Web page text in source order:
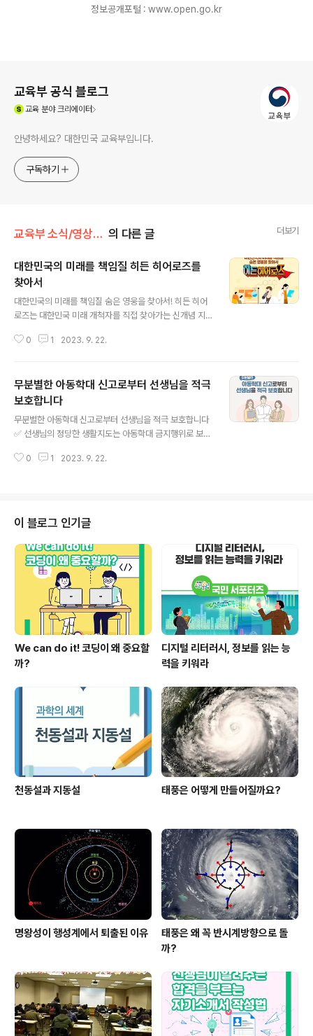
정보공개포털 : www.open.go.kr
교육부 공식 블로그
교육분야 크리에이터
안녕하세요? 대한민국 교육부입니다.
구독하기
교육부 소식/영상·카드뉴스·인포그래픽 의 다른 글 더보기
대한민국의 미래를 책임질 히든 히어로즈를
찾아서
대한민국의 미래를 책임질 숨은 영웅을 찾아서! 히든 히어
로즈는 대한민국 미래 개척자를 직접 찾아가는 신개념 지
자들을 직접 찾아가는 신개념 지식 토크쇼입니다. K-MO
의 우수 온라인 강좌를 언제, 어디서든, 누구나 무료로 수강
할 수 있는 서비스 어떤 분야의 히어로즈가 등장할까요? 인
공지능(AI) 장기 이식술 우주 탐사 자율주행 유전자 미래
먹거리 산업과 인류 문제를 돌파할 한국의 다양한 첨단 기
주역을 만나보세요! 언제, 어디서 볼 수 있나요? 언제? 일요
0 1 2023. 9. 22.
무분별한 아동학대 신고로부터 선생님을 적극
보호합니다
무분별한 아동학대 신고로부터 선생님을 적극 보호합니다
✅ 선생님의 정당한 생활지도는 아동학대 금지행위로 보지
생활지도를 보호해요 ✅ 교원치유지원센터를 통해 법률 상
극 보호하겠습니다! ▶ 자세히 보기 : bit.ly/44ZSaLs #교
육부 #교원적극보호 #교육활동 #생활지도보장 #교원법
률상담 #교원심리지원 무분별한 아동학대 신고로부터 선
생님을 적극 보호합니다 선생님의 정당한 생활지도는 아동
학대 금지행위로 보지 않아요 교원의 학생생활지도에 관한
고시 및 해설서 등에 따른 생활지도는 아동학..
0 1 2023. 9. 22.
이 블로그 인기글
We can do it! 코딩이 왜 중요할
까?
디지털 리터러시, 정보를 읽는 능
력을 키워라
천동설과 지동설 태풍은 어떻게 만들어질까요?
명왕성이 행성계에서 퇴출된 이유
태풍은 왜 꼭 반시계방향으로 돌
까?